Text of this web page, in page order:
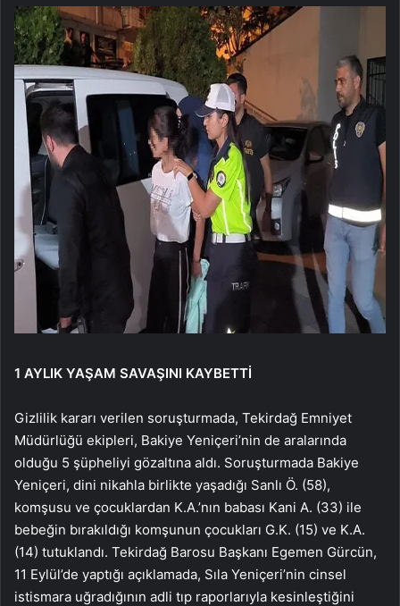
1 AYLIK YAŞAM SAVAŞINI KAYBETTİ
Gizlilik kararı verilen soruşturmada, Tekirdağ Emniyet
Müdürlüğü ekipleri, Bakiye Yeniçeri’nin de aralarında
olduğu 5 şüpheliyi gözaltına aldı. Soruşturmada Bakiye
Yeniçeri, dini nikahla birlikte yaşadığı Sanlı Ö. (58),
komşusu ve çocuklardan K.A.’nın babası Kani A. (33) ile
bebeğin bırakıldığı komşunun çocukları G.K. (15) ve K.A.
(14) tutuklandı. Tekirdağ Barosu Başkanı Egemen Gürcün,
11 Eylül’de yaptığı açıklamada, Sıla Yeniçeri’nin cinsel
istismara uğradığının adli tıp raporlarıyla kesinleştiğini